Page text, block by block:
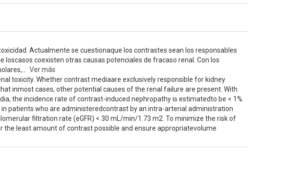
Actualmente se cuestionaque los contrastes sean los responsables
loscasos coexisten otras causas potenciales de fracaso renal. Con los
Ver más
toxicity. Whether contrast mediaare exclusively responsible for kidney
inmost cases, other potential causes of the renal failure are present. With
the incidence rate of contrast-induced nephropathy is estimatedto be < 1%
patients who are administeredcontrast by an intra-arterial administration
filtration rate (eGFR) < 30 mL/min/1.73 m2. To minimize the risk of
least amount of contrast possible and ensure appropriatevolume